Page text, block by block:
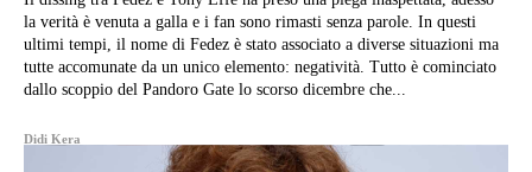
la verità è venuta a galla e i fan sono rimasti senza parole. In questi
ultimi tempi, il nome di Fedez è stato associato a diverse situazioni ma
tutte accomunate da un unico elemento: negatività. Tutto è cominciato
dallo scoppio del Pandoro Gate lo scorso dicembre che...
Didi Kera